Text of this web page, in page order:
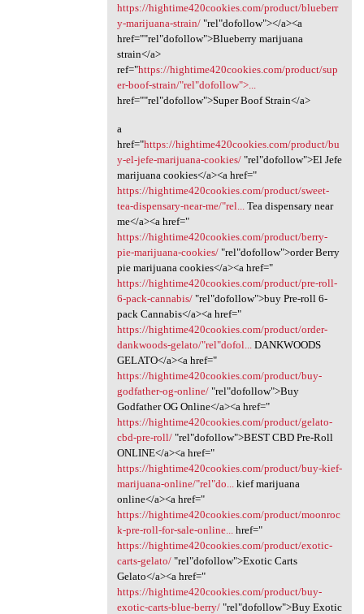
https://hightime420cookies.com/product/blueberr
y-marijuana-strain/‎"rel"dofollow"></a><a
href=""rel"dofollow">Blueberry marijuana
strain</a>
ref="https://hightime420cookies.com/product/sup
er-boof-strain/"rel"dofollow">...
href=""rel"dofollow">Super Boof Strain</a>
a
href="https://hightime420cookies.com/product/bu
y-el-jefe-marijuana-cookies/"rel"dofollow">El Jefe
marijuana cookies</a><a href="
https://hightime420cookies.com/product/sweet-
tea-dispensary-near-me/"rel...
Tea dispensary near
me</a><a href="
https://hightime420cookies.com/product/berry-
pie-marijuana-cookies/‎"rel"dofollow">order Berry
pie marijuana cookies</a><a href="
https://hightime420cookies.com/product/pre-roll-
6-pack-cannabis/‎"rel"dofollow">buy Pre-roll 6-
pack Cannabis</a><a href="
https://hightime420cookies.com/product/order-
dankwoods-gelato/"rel"dofol...
DANKWOODS
GELATO</a><a href="
https://hightime420cookies.com/product/buy-
godfather-og-online/‎"rel"dofollow">Buy
Godfather OG Online</a><a href="
https://hightime420cookies.com/product/gelato-
cbd-pre-roll/‎"rel"dofollow">BEST CBD Pre-Roll
ONLINE</a><a href="
https://hightime420cookies.com/product/buy-kief-
marijuana-online/"rel"do...
kief marijuana
online</a><a href="
https://hightime420cookies.com/product/moonroc
k-pre-roll-for-sale-online...
href="
https://hightime420cookies.com/product/exotic-
carts-gelato/‎"rel"dofollow">Exotic Carts
Gelato</a><a href="
https://hightime420cookies.com/product/buy-
exotic-carts-blue-berry/‎"rel"dofollow">Buy Exotic